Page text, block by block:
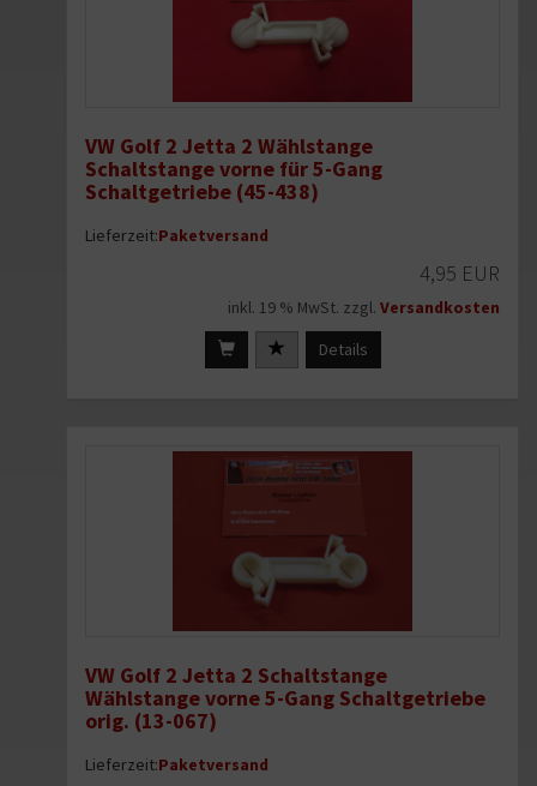
VW Golf 2 Jetta 2 Wählstange
Schaltstange vorne für 5-Gang
Schaltgetriebe (45-438)
Lieferzeit:Paketversand
4,95 EUR
inkl. 19 % MwSt. zzgl. Versandkosten
Details
VW Golf 2 Jetta 2 Schaltstange
Wählstange vorne 5-Gang Schaltgetriebe
orig. (13-067)
Lieferzeit:Paketversand